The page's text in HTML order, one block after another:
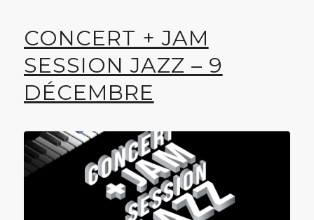
CONCERT + JAM
SESSION JAZZ – 9
DÉCEMBRE